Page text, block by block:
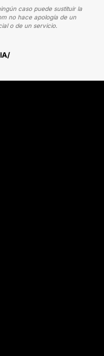
caso puede sustituir la
no hace apología de un
o de un servicio.